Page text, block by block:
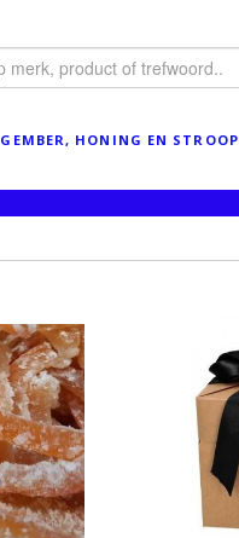
GEMBER, HONING EN STROOP